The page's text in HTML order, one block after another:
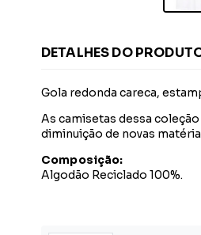
DETALHES DO
Gola redonda careca,
As camisetas dessa
diminuição de novas
Composição:
Algodão Reciclado 100%.